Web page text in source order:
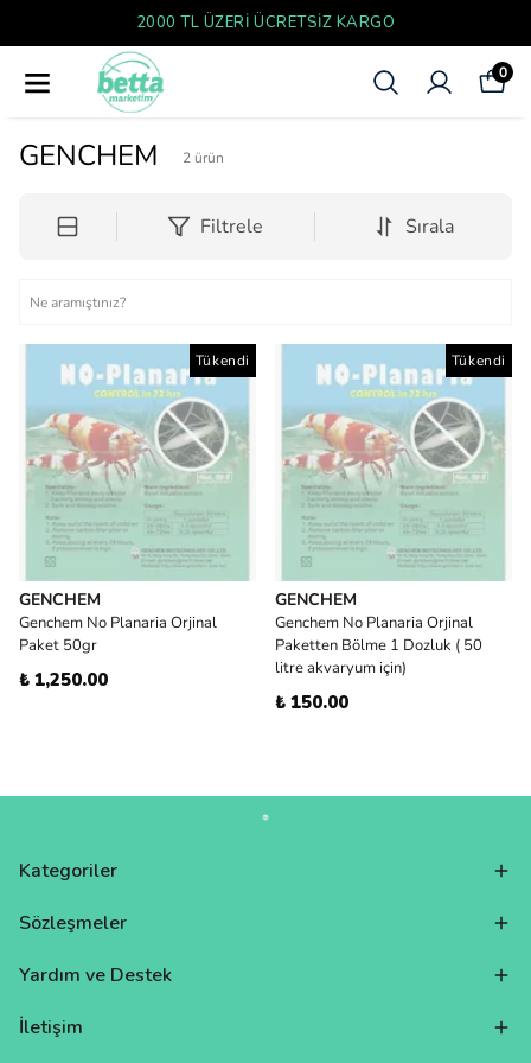
2000 TL ÜZERI ÜCRETSIZ KARGO
0
GENCHEM 2 ürün
Filtrele Sırala
Tükendi
GENCHEM
Genchem No Planaria Orjinal
Paket 50gr
₺ 1,250.00
Tükendi
GENCHEM
Genchem No Planaria Orjinal
Paketten Bölme 1 Dozluk ( 50
litre akvaryum için)
₺ 150.00
Kategoriler
Sözleşmeler
Yardım ve Destek
İletişim